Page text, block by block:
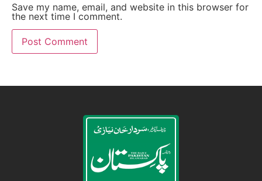
Save my name, email, and website in this browser for
the next time I comment.